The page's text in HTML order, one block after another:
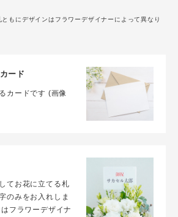
もにデザインはフラワーデザイナーによって異なり
ード
カードです (画像
てお花に立てる札
のみをお入れしま
フラワーデザイナ